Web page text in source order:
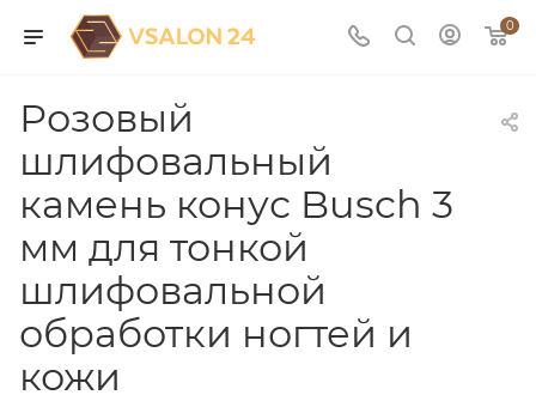
0
Розовый
шлифовальный
камень конус Busch 3
мм для тонкой
шлифовальной
обработки ногтей и
кожи